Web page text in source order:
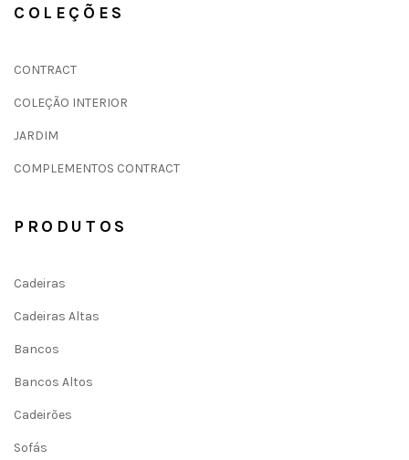
COLEÇÕES
CONTRACT
COLEÇÃO INTERIOR
JARDIM
COMPLEMENTOS CONTRACT
PRODUTOS
Cadeiras
Cadeiras Altas
Bancos
Bancos Altos
Cadeirões
Sofás